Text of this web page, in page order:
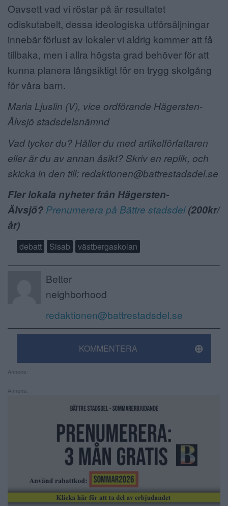
Oavsett vad vi röstar på är resultatet
odiskutabelt, dessa ideologiska utförsäljningar
innebär förlust av lokaler vi aldrig kommer att få
tillbaka, men i allra högsta grad behöver för att
kunna planera långsiktigt för en trygg skolgång
för våra barn.
Maria Ljuslin (V), vice ordförande Hägersten-
Älvsjö stadsdelsnämnd
Vad tycker du? Håller du med artikelförfattaren
eller är du av annan åsikt? Skriv en replik, och
skicka in den till: redaktionen@battrestadsdel.se
Fler lokala nyheter från Hägersten-
Älvsjö? Prenumerera på Bättre stadsdel(200kr/
år)
debatt Sisab västbergaskolan
Better
neighborhood
redaktionen@battrestadsdel.se
KOMMENTERA
Annons:
Annons: